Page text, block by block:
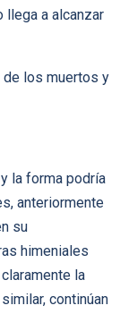
llega a alcanzar
de los muertos y
la forma podría
anteriormente
su
himeniales
la
continúan